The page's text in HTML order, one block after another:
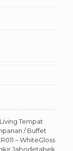
Tempat
/ Buffet
– WhiteGloss
Jabodetabek